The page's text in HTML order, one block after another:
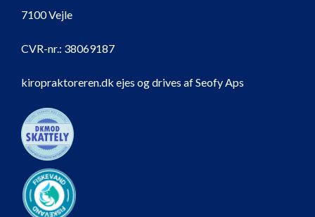
7100 Vejle
CVR-nr.: 38069187
kiropraktoreren.dk ejes og drives af Seofy Aps